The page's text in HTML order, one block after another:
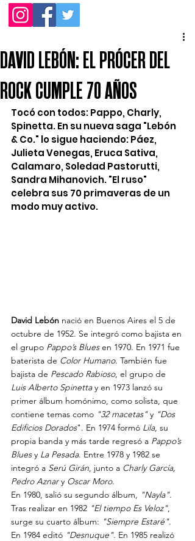
DAVID LEBÓN: EL PRÓCER DEL
ROCK CUMPLE 70 AÑOS
Tocó con todos: Pappo, Charly,
Spinetta. En su nueva saga "Lebón
& Co." lo sigue haciendo: Páez,
Julieta Venegas, Eruca Sativa,
Calamaro, Soledad Pastorutti,
Sandra Mihanovich. "El ruso"
celebra sus 70 primaveras de un
modo muy activo.
David Lebón nació en Buenos Aires el 5 de
octubre de 1952. Se integró como bajista en
el grupo Pappo’s Blues en 1970. En 1971 fue
baterista de Color Humano. También fue
bajista de Pescado Rabioso, el grupo de
Luis Alberto Spinetta y en 1973 lanzó su
primer álbum homónimo, como solista, que
contiene temas como "32 macetas" y "Dos
Edificios Dorados". En 1974 formó Lila, su
propia banda y más tarde regresó a Pappo’s
Blues y La Pesada. Entre 1978 y 1982 se
integró a Serú Girán, junto a Charly García,
Pedro Aznar y Oscar Moro.
En 1980, salió su segundo álbum, "Nayla".
Tras realizar en 1982 "El tiempo Es Veloz",
surge su cuarto álbum: "Siempre Estaré".
En 1984 editó "Desnuque". En 1985 realizó